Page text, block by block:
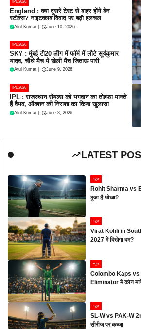
IPL 2026
England : क्या दूसरे टेस्ट से बाहर होंगे बेन
स्टोक्स? नाइटक्लब विवाद पर बढ़ी हलचल
Atul Kumar June 10, 2026
IPL 2026
SKY : मुंबई टी20 लीग में फॉर्म में लौटे सूर्यकुमार
यादव, चौथे मैच में खेली मैच जिताऊ पारी
Atul Kumar June 9, 2026
IPL 2026
IPL : राजस्थान रॉयल्स को भगवान का तोहफा मानते
हैं वैभव, ऑक्शन की निराशा का किया खुलासा
Atul Kumar June 8, 2026
LATEST
न्यूज
Rohit Sharma vs
हुआ है धोखा?
न्यूज
Virat Kohli in
2027 में दिखेगा दम?
न्यूज
Colombo Kaps
Eliminator में कौन
न्यूज
SL-W vs PAK-W
सीरीज पर कब्जा